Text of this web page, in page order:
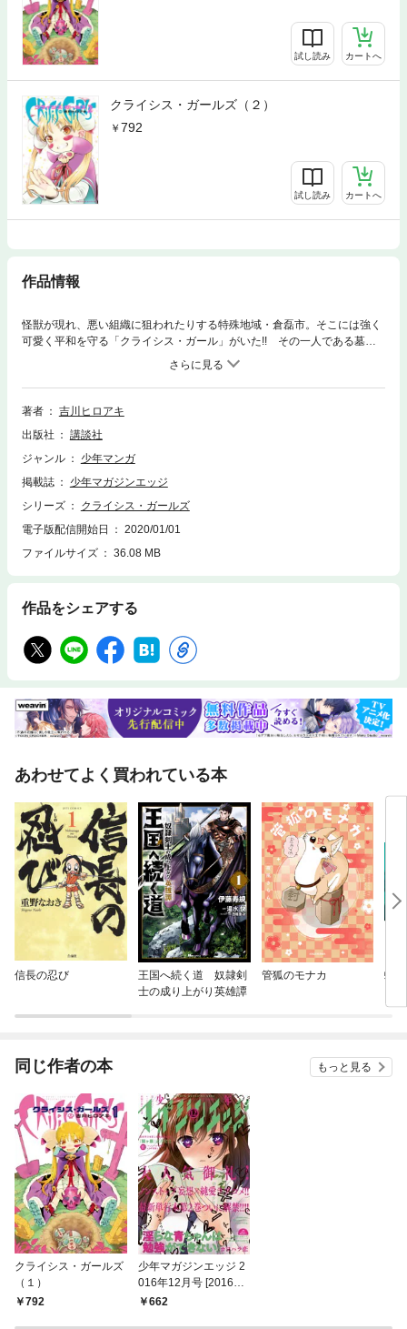
試し読み カートへ
クライシス・ガールズ（２）
792
試し読み カートへ
作品情報
怪獣が現れ、悪い組織に狙われたりする特殊地域・倉磊市。そこには強く
可愛く平和を守る「クライシス・ガール」がいた!! その一人である墓堀
カエデは、お目付け役のオカベと暮らす女の子。警報が鳴ればゾンビの友
達を操り、スコップの一撃で敵を殲滅☆ …だけどカエデは遊びたいし甘
えたい。お子様全開な彼女は、いろんな失敗もしながら大切なことを学ん
でいく。最強で最カワな少女達の、破茶滅茶アクションコメディー!!
著者
吉川ヒロアキ
出版社
講談社
ジャンル
少年マンガ
掲載誌
少年マガジンエッジ
シリーズ
クライシス・ガールズ
電子版配信開始日
2020/01/01
ファイルサイズ
36.08 MB
作品をシェアする
あわせてよく買われている本
信長の忍び
王国へ続く道 奴隷剣
士の成り上がり英雄譚
管狐のモナカ 蜘
同じ作者の本 もっと見る
クライシス・ガールズ
（１）
792
少年マガジンエッジ 2
016年12月号 [2016年
11月17日発売]
662